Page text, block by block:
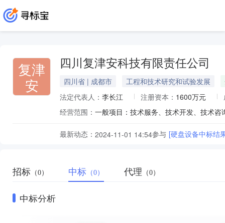
复津
安
四川复津安科技有限责任公司
四川省 | 成都市 工程和技术研究和试验发展
法定代表人： 李长江 注册资本： 1600万元
经营范围：
最新动态： 2024-11-01 14:54参与 [硬盘设备中标结
招标 （0） 中标 （0） 代理 （0）
中标分析